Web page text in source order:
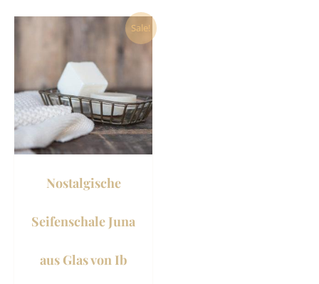
Sale!
Nostalgische
Seifenschale Juna
aus Glas von Ib
Ursprünglicher
Preis
15,90 €
Aktueller
Preis
ist: